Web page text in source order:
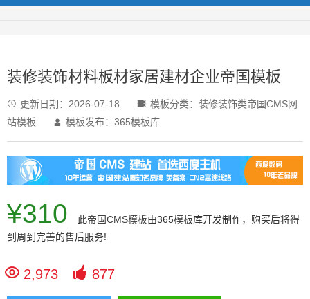
装修装饰材料板材家居建材企业帝国模板
 更新日期： 2026-07-18  模板分类： 装修装饰类帝国CMS网
站模板
 模板发布：365模板库
¥310 此帝国CMS模板由365模板库开发制作，购买后将得
到周到完善的售后服务!
 2,973  877